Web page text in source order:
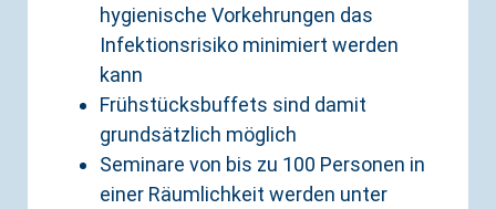
hygienische Vorkehrungen das
Infektionsrisiko minimiert werden
kann
Frühstücksbuffets sind damit
grundsätzlich möglich
Seminare von bis zu 100 Personen in
einer Räumlichkeit werden unter